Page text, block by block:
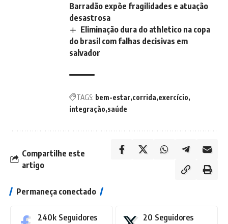
Barradão expõe fragilidades e atuação
desastrosa
Eliminação dura do athletico na copa
do brasil com falhas decisivas em
salvador
TAGS: bem-estar corrida exercício
integração saúde
Compartilhe este
artigo
Permaneça conectado
240k Seguidores 20 Seguidores